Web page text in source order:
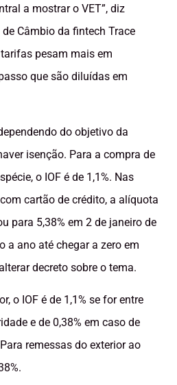
a mostrar o VET”, diz
Câmbio da fintech Trace
pesam mais em
que são diluídas em
do objetivo da
isenção. Para a compra de
o IOF é de 1,1%. Nas
cartão de crédito, a alíquota
para 5,38% em 2 de janeiro de
a ano até chegar a zero em
decreto sobre o tema.
o IOF é de 1,1% se for entre
e de 0,38% em caso de
remessas do exterior ao